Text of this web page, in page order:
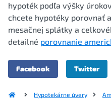
hypoték podľa výšky
chcete hypotéky porovnať
mesačnej splátky a
detailné porovnanie
Facebook Twitter
Hypotekárne úvery